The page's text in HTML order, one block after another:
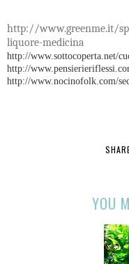
http://www.greenme.it/
liquore-medicina
http://www.sottocoperta.net/
http://
http://www.nocinofolk.com/
YOU